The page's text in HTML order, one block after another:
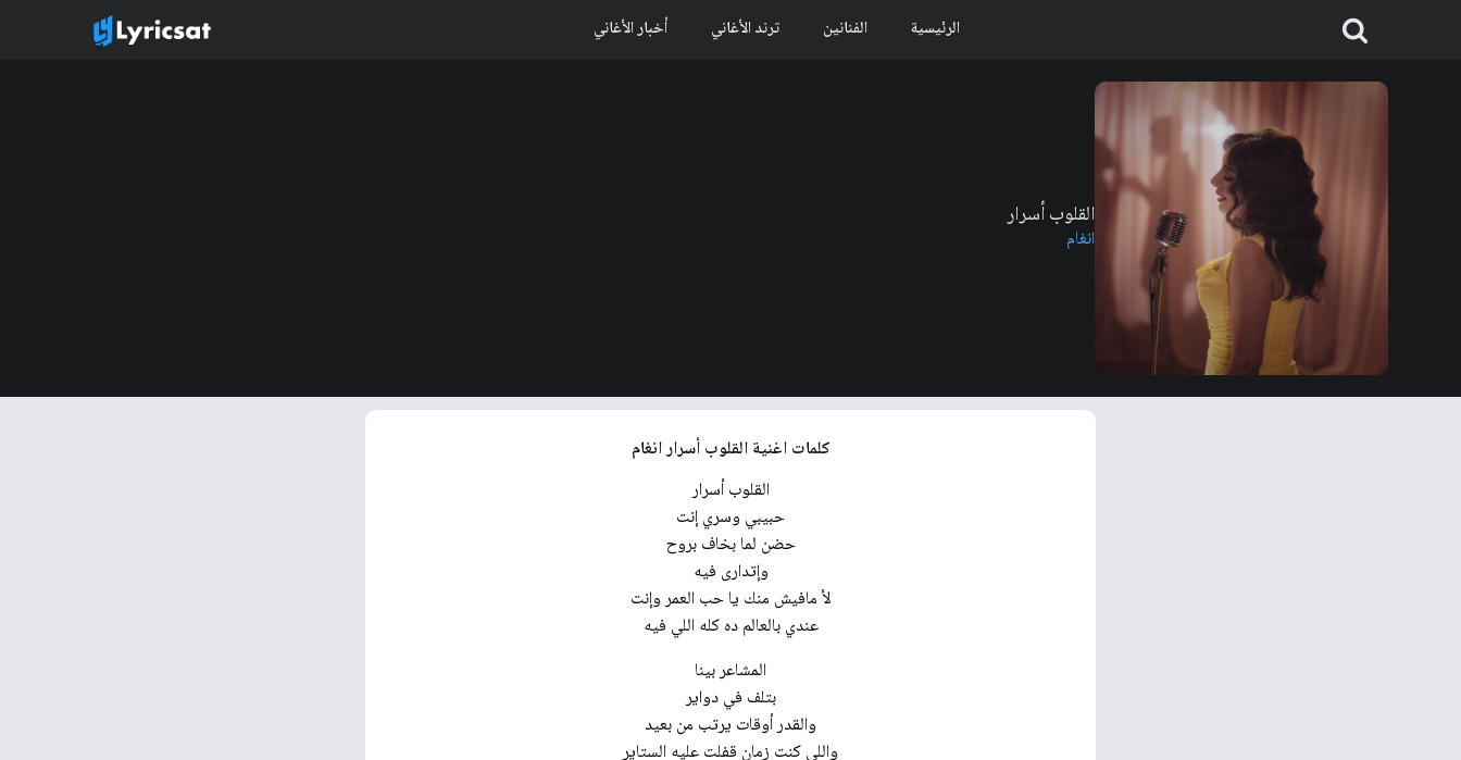
الرئيسية الفنانين ترند الأغاني أخبار الأغاني
القلوب أسرار
انغام
كلمات اغنية القلوب أسرار انغام
القلوب أسرار
حبيبي وسري إنت
حضن لما بخاف بروح
وإتدارى فيه
لأ مافيش منك يا حب العمر وإنت
عندي بالعالم ده كله اللي فيه
المشاعر بينا
بتلف في دواير
والقدر أوقات يرتب من بعيد
واللي كنت زمان قفلت عليه الستاير